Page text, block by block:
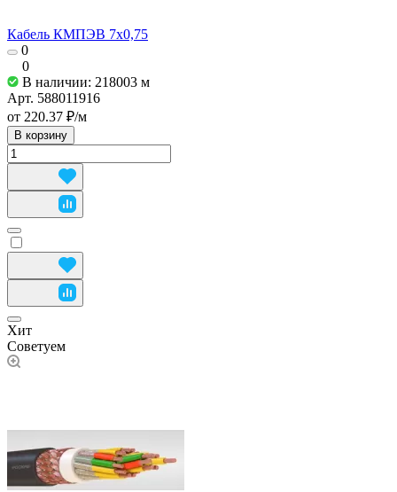
Кабель КМПЭВ 7х0,75
0
0
В наличии: 218003 м
Арт. 588011916
от 220.37 ₽/м
В корзину
Хит
Советуем